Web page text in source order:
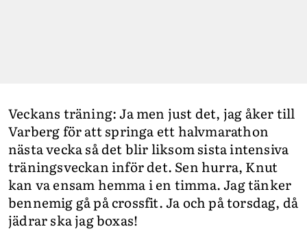
Veckans träning: Ja men just det, jag åker till
Varberg för att springa ett halvmarathon
nästa vecka så det blir liksom sista intensiva
träningsveckan inför det. Sen hurra, Knut
kan va ensam hemma i en timma. Jag tänker
bennemig gå på crossfit. Ja och på torsdag, då
jädrar ska jag boxas!